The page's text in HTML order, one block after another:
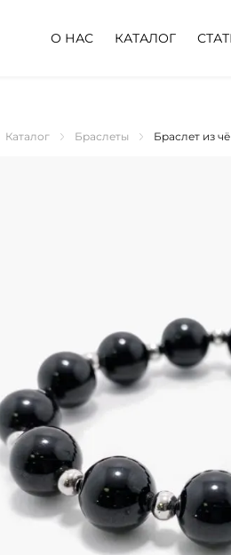
О НАС КАТАЛОГ
Каталог Браслеты Браслет из